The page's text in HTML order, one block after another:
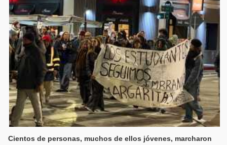
Cientos de personas, muchos de ellos jóvenes, marcharon